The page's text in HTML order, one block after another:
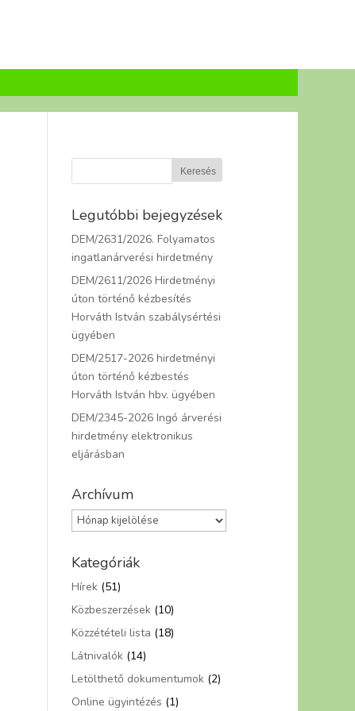
Legutóbbi bejegyzések
DEM/2631/2026. Folyamatos
ingatlanárverési hirdetmény
DEM/2611/2026 Hirdetményi
úton történő kézbesítés
Horváth István szabálysértési
ügyében
DEM/2517-2026 hirdetményi
úton történő kézbestés
Horváth István hbv. ügyében
DEM/2345-2026 Ingó árverési
hirdetmény elektronikus
eljárásban
Archívum
Archívum
Kategóriák
Hírek (51)
Közbeszerzések (10)
Közzétételi lista (18)
Látnivalók (14)
Letölthető dokumentumok (2)
Online ügyintézés (1)